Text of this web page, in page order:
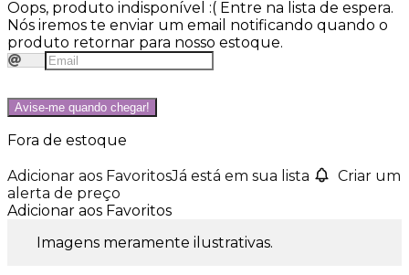
Oops, produto indisponível :( Entre na lista de espera.
Nós iremos te enviar um email notificando quando o
produto retornar para nosso estoque.
Avise-me quando chegar!
Fora de estoque
Adicionar aos FavoritosJá está em sua lista
Criar um
alerta de preço
Adicionar aos Favoritos
Imagens meramente ilustrativas.